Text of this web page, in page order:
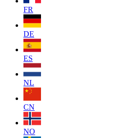
FR
DE
ES
NL
CN
NO